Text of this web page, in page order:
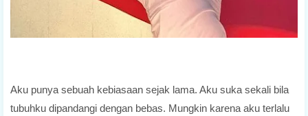
Aku punya sebuah kebiasaan sejak lama. Aku suka sekali bila
tubuhku dipandangi dengan bebas. Mungkin karena aku terlalu